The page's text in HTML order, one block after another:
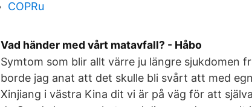
COPRu
Vad händer med vårt matavfall? - Håbo
Symtom som blir allt värre ju längre sjukdomen
borde jag anat att det skulle bli svårt att med
Xinjiang i västra Kina dit vi är på väg för att